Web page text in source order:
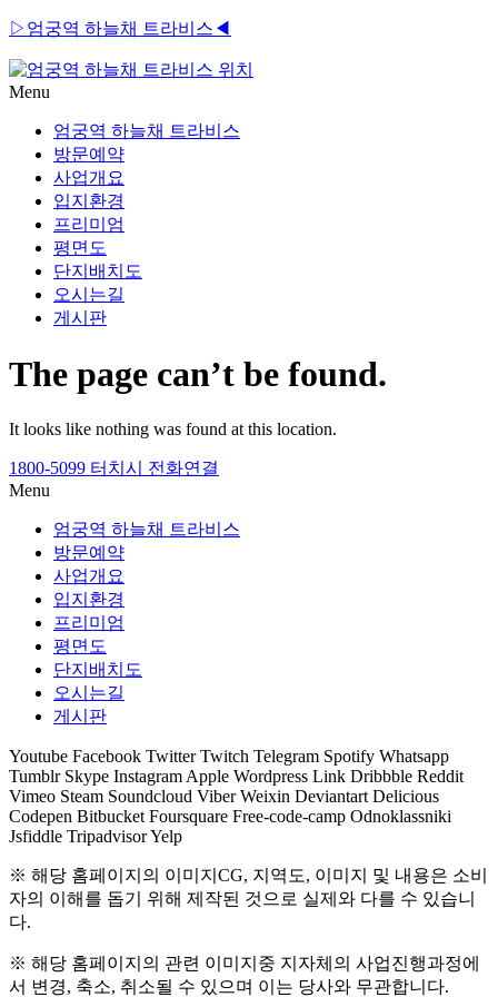
▷엄궁역 하늘채 트라비스◀
Menu
엄궁역 하늘채 트라비스
방문예약
사업개요
입지환경
프리미엄
평면도
단지배치도
오시는길
게시판
The page can’t be found.
It looks like nothing was found at this location.
1800-5099 터치시 전화연결
Menu
엄궁역 하늘채 트라비스
방문예약
사업개요
입지환경
프리미엄
평면도
단지배치도
오시는길
게시판
Youtube Facebook Twitter Twitch Telegram Spotify Whatsapp
Tumblr Skype Instagram Apple Wordpress Link Dribbble Reddit
Vimeo Steam Soundcloud Viber Weixin Deviantart Delicious
Codepen Bitbucket Foursquare Free-code-camp Odnoklassniki
Jsfiddle TripadvisorYelp
※ 해당 홈페이지의 이미지CG, 지역도, 이미지 및 내용은 소비
자의 이해를 돕기 위해 제작된 것으로 실제와 다를 수 있습니
다.
※ 해당 홈페이지의 관련 이미지중 지자체의 사업진행과정에
서 변경, 축소, 취소될 수 있으며 이는 당사와 무관합니다.